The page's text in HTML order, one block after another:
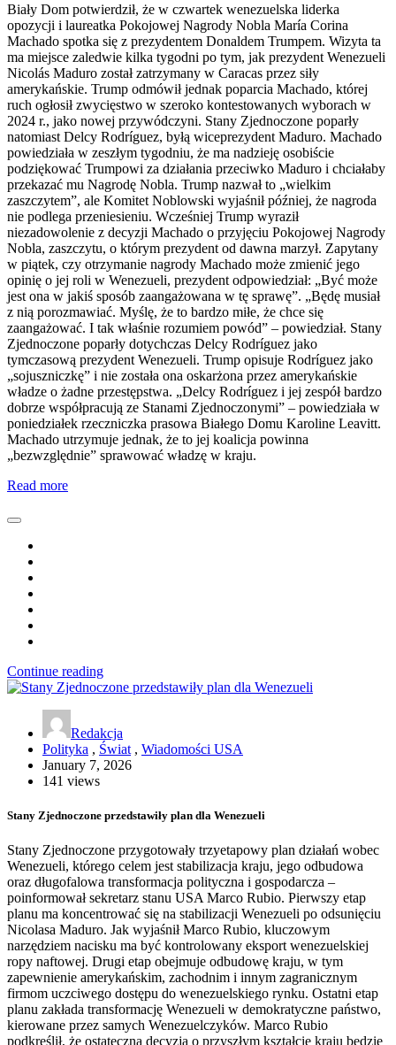
Biały Dom potwierdził, że w czwartek wenezuelska liderka
opozycji i laureatka Pokojowej Nagrody Nobla María Corina
Machado spotka się z prezydentem Donaldem Trumpem. Wizyta ta
ma miejsce zaledwie kilka tygodni po tym, jak prezydent Wenezueli
Nicolás Maduro został zatrzymany w Caracas przez siły
amerykańskie. Trump odmówił jednak poparcia Machado, której
ruch ogłosił zwycięstwo w szeroko kontestowanych wyborach w
2024 r., jako nowej przywódczyni. Stany Zjednoczone poparły
natomiast Delcy Rodríguez, byłą wiceprezydent Maduro. Machado
powiedziała w zeszłym tygodniu, że ma nadzieję osobiście
podziękować Trumpowi za działania przeciwko Maduro i chciałaby
przekazać mu Nagrodę Nobla. Trump nazwał to „wielkim
zaszczytem”, ale Komitet Noblowski wyjaśnił później, że nagroda
nie podlega przeniesieniu. Wcześniej Trump wyraził
niezadowolenie z decyzji Machado o przyjęciu Pokojowej Nagrody
Nobla, zaszczytu, o którym prezydent od dawna marzył. Zapytany
w piątek, czy otrzymanie nagrody Machado może zmienić jego
opinię o jej roli w Wenezueli, prezydent odpowiedział: „Być może
jest ona w jakiś sposób zaangażowana w tę sprawę”. „Będę musiał
z nią porozmawiać. Myślę, że to bardzo miłe, że chce się
zaangażować. I tak właśnie rozumiem powód” – powiedział. Stany
Zjednoczone poparły dotychczas Delcy Rodríguez jako
tymczasową prezydent Wenezueli. Trump opisuje Rodríguez jako
„sojuszniczkę” i nie została ona oskarżona przez amerykańskie
władze o żadne przestępstwa. „Delcy Rodríguez i jej zespół bardzo
dobrze współpracują ze Stanami Zjednoczonymi” – powiedziała w
poniedziałek rzeczniczka prasowa Białego Domu Karoline Leavitt.
Machado utrzymuje jednak, że to jej koalicja powinna
„bezwzględnie” sprawować władzę w kraju.
Read more
Continue reading
Redakcja
Polityka , Świat , Wiadomości USA
January 7, 2026
141 views
Stany Zjednoczone przedstawiły plan dla Wenezueli
Stany Zjednoczone przygotowały trzyetapowy plan działań wobec
Wenezueli, którego celem jest stabilizacja kraju, jego odbudowa
oraz długofalowa transformacja polityczna i gospodarcza –
poinformował sekretarz stanu USA Marco Rubio. Pierwszy etap
planu ma koncentrować się na stabilizacji Wenezueli po odsunięciu
Nicolasa Maduro. Jak wyjaśnił Marco Rubio, kluczowym
narzędziem nacisku ma być kontrolowany eksport wenezuelskiej
ropy naftowej. Drugi etap obejmuje odbudowę kraju, w tym
zapewnienie amerykańskim, zachodnim i innym zagranicznym
firmom uczciwego dostępu do wenezuelskiego rynku. Ostatni etap
planu zakłada transformację Wenezueli w demokratyczne państwo,
kierowane przez samych Wenezuelczyków. Marco Rubio
podkreślił, że ostateczna decyzja o przyszłym kształcie kraju będzie